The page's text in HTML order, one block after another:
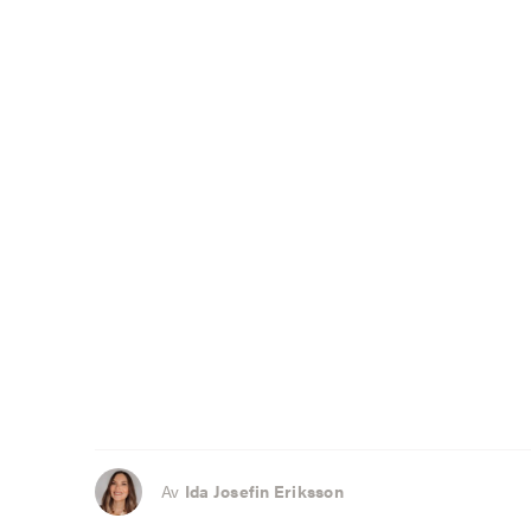
Av Ida Josefin Eriksson